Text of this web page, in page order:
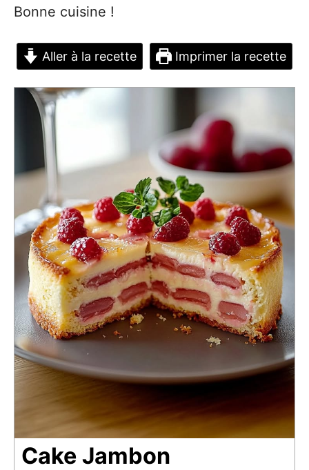
Bonne cuisine !
Aller à la recette Imprimer la recette
Cake Jambon